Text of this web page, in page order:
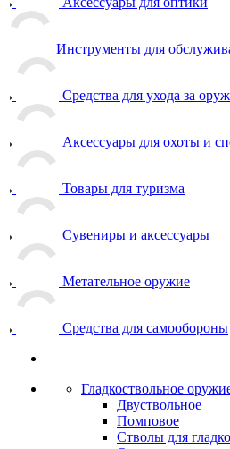
Инструменты для
Средства для ухода за
Аксессуары для охоты и
Товары для туризма
Сувениры и аксессуары
Метательное оружие
Средства для самообороны
Гладкоствольное
Двуствольное
Помповое
Стволы для